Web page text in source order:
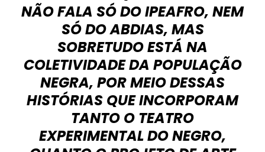
NÃO FALA SÓ DO IPEAFRO, NEM
SÓ DO ABDIAS, MAS
SOBRETUDO ESTÁ NA
COLETIVIDADE DA POPULAÇÃO
NEGRA, POR MEIO DESSAS
HISTÓRIAS QUE INCORPORAM
TANTO O TEATRO
EXPERIMENTAL DO NEGRO,